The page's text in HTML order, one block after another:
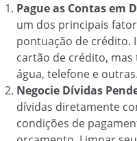
Pague as Contas em
um dos principais
pontuação de crédito.
cartão de crédito, mas
água, telefone e outras.
Negocie Dívidas
dívidas diretamente
condições de